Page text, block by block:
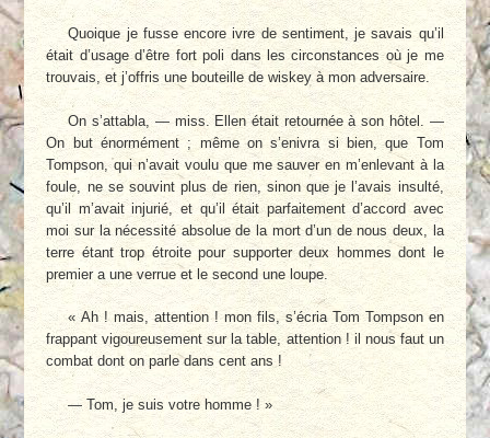
Quoique je fusse encore ivre de sentiment, je savais qu’il
était d’usage d’être fort poli dans les circonstances où je me
trouvais, et j’offris une bouteille de wiskey à mon adversaire.
On s’attabla, — miss. Ellen était retournée à son hôtel. —
On but énormément ; même on s’enivra si bien, que Tom
Tompson, qui n’avait voulu que me sauver en m’enlevant à la
foule, ne se souvint plus de rien, sinon que je l’avais insulté,
qu’il m’avait injurié, et qu’il était parfaitement d’accord avec
moi sur la nécessité absolue de la mort d’un de nous deux, la
terre étant trop étroite pour supporter deux hommes dont le
premier a une verrue et le second une loupe.
« Ah ! mais, attention ! mon fils, s’écria Tom Tompson en
frappant vigoureusement sur la table, attention ! il nous faut un
combat dont on parle dans cent ans !
— Tom, je suis votre homme ! »